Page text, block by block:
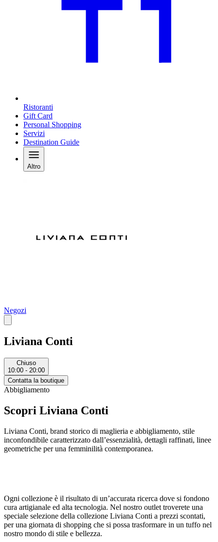
Ristoranti
Gift Card
Personal Shopping
Servizi
Destination Guide
Altro
Negozi
Liviana Conti
Chiuso
10:00 - 20:00
Contatta la boutique
Abbigliamento
Scopri Liviana Conti
Liviana Conti, brand storico di maglieria e abbigliamento, stile
inconfondibile caratterizzato dall’essenzialità, dettagli raffinati, linee
geometriche per una femminilità contemporanea.
Ogni collezione è il risultato di un’accurata ricerca dove si fondono
cura artigianale ed alta tecnologia. Nel nostro outlet troverete una
speciale selezione della collezione Liviana Conti a prezzi scontati,
per una giornata di shopping che si possa trasformare in un tuffo nel
nostro mondo di stile e bellezza.